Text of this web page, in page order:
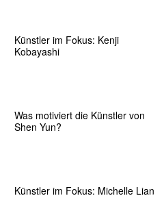
Künstler im Fokus: Kenji
Kobayashi
Was motiviert die Künstler von
Shen Yun?
Künstler im Fokus: Michelle Lian